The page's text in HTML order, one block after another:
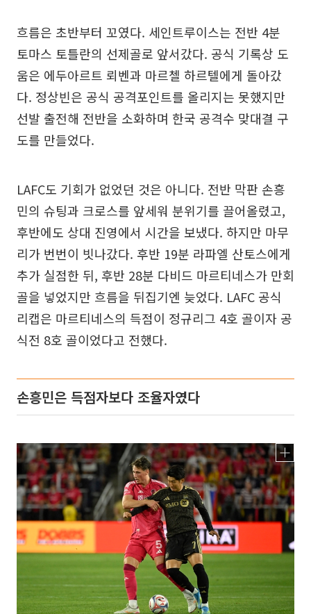
흐름은 초반부터 꼬였다. 세인트루이스는 전반 4분
토마스 토틀란의 선제골로 앞서갔다. 공식 기록상 도
움은 에두아르트 뢰벤과 마르첼 하르텔에게 돌아갔
다. 정상빈은 공식 공격포인트를 올리지는 못했지만
선발 출전해 전반을 소화하며 한국 공격수 맞대결 구
도를 만들었다.
LAFC도 기회가 없었던 것은 아니다. 전반 막판 손흥
민의 슈팅과 크로스를 앞세워 분위기를 끌어올렸고,
후반에도 상대 진영에서 시간을 보냈다. 하지만 마무
리가 번번이 빗나갔다. 후반 19분 라파엘 산토스에게
추가 실점한 뒤, 후반 28분 다비드 마르티네스가 만회
골을 넣었지만 흐름을 뒤집기엔 늦었다. LAFC 공식
리캡은 마르티네스의 득점이 정규리그 4호 골이자 공
식전 8호 골이었다고 전했다.
손흥민은 득점자보다 조율자였다